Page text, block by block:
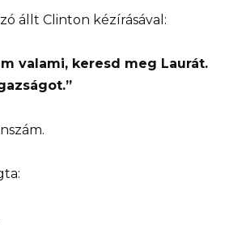
állt Clinton kézírásával:
valami, keresd meg Laurát.